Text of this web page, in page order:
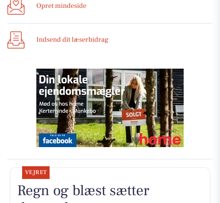
Opret mindeside
Indsend dit læserbidrag
VEJRET
Regn og blæst sætter